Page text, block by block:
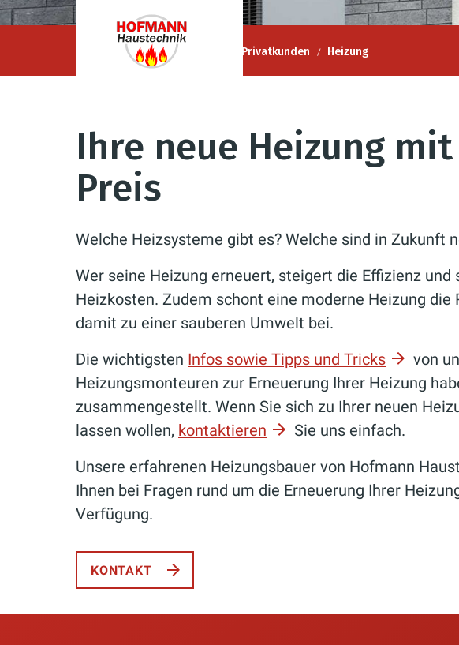
Hofmann Haustechnik GmbH Privatkunden Heizung
Ihre neue Heizung
Preis
Welche Heizsysteme gibt es? Welche sind in Zukunft
Wer seine Heizung erneuert, steigert die Effizienz
Heizkosten. Zudem schont eine moderne Heizung die
damit zu einer sauberen Umwelt bei.
Die wichtigsten Infos sowie Tipps und Tricks
von
Heizungsmonteuren zur Erneuerung Ihrer Heizung
zusammengestellt. Wenn Sie sich zu Ihrer neuen
lassen wollen, kontaktieren
Sie uns einfach.
Unsere erfahrenen Heizungsbauer von Hofmann
Ihnen bei Fragen rund um die Erneuerung Ihrer
Verfügung.
KONTAKT